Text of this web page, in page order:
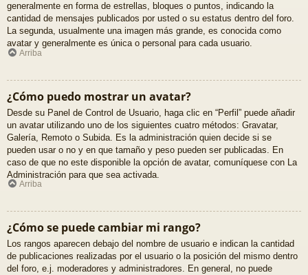
generalmente en forma de estrellas, bloques o puntos, indicando la
cantidad de mensajes publicados por usted o su estatus dentro del foro.
La segunda, usualmente una imagen más grande, es conocida como
avatar y generalmente es única o personal para cada usuario.
Arriba
¿Cómo puedo mostrar un avatar?
Desde su Panel de Control de Usuario, haga clic en “Perfil” puede añadir
un avatar utilizando uno de los siguientes cuatro métodos: Gravatar,
Galería, Remoto o Subida. Es la administración quien decide si se
pueden usar o no y en que tamaño y peso pueden ser publicadas. En
caso de que no este disponible la opción de avatar, comuníquese con La
Administración para que sea activada.
Arriba
¿Cómo se puede cambiar mi rango?
Los rangos aparecen debajo del nombre de usuario e indican la cantidad
de publicaciones realizadas por el usuario o la posición del mismo dentro
del foro, e.j. moderadores y administradores. En general, no puede